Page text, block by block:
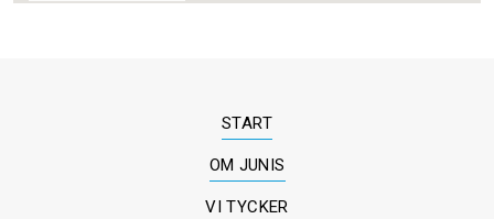
START
OM JUNIS
VI TYCKER